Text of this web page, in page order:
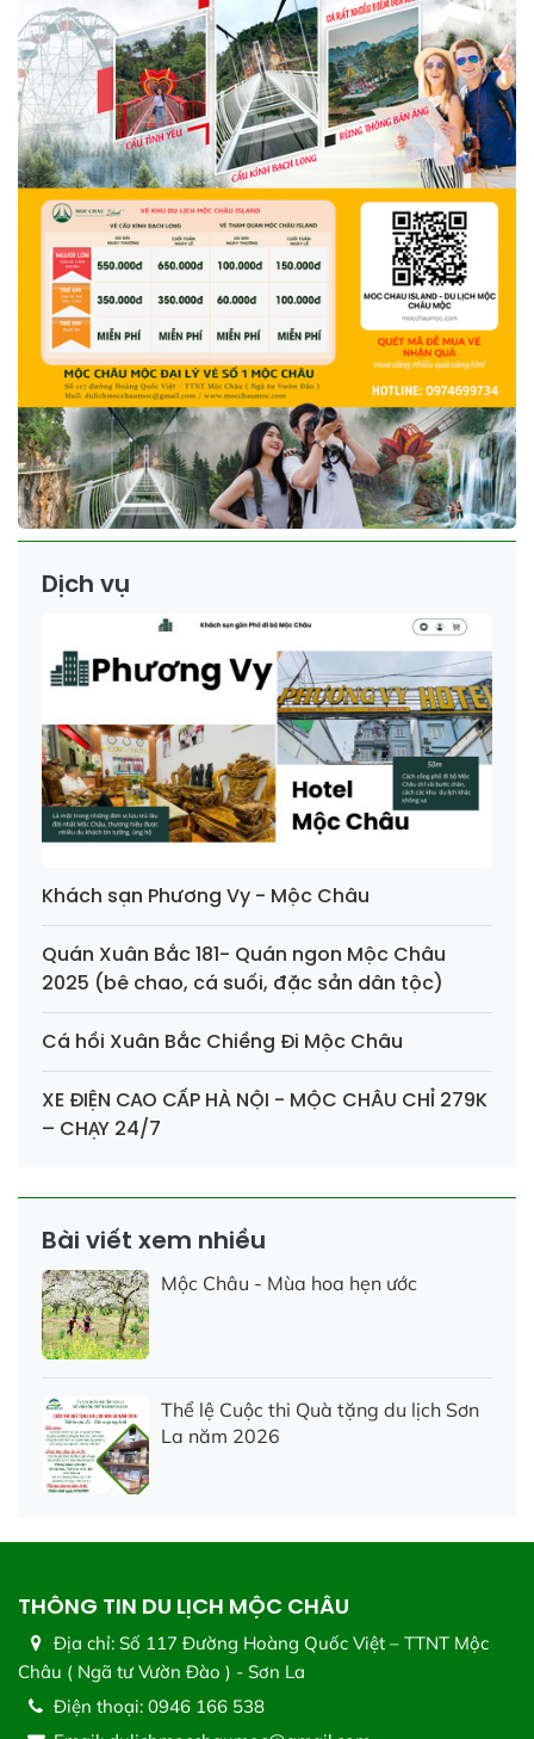
Dịch vụ
Khách sạn Phương Vy - Mộc Châu
Quán Xuân Bắc 181- Quán ngon Mộc Châu
2025 (bê chao, cá suối, đặc sản dân tộc)
Cá hồi Xuân Bắc Chiềng Đi Mộc Châu
XE ĐIỆN CAO CẤP HÀ NỘI - MỘC CHÂU CHỈ 279K
– CHẠY 24/7
Bài viết xem nhiều
Mộc Châu - Mùa hoa hẹn ước
Thể lệ Cuộc thi Quà tặng du lịch Sơn
La năm 2026
THÔNG TIN DU LỊCH MỘC CHÂU
Địa chỉ: Số 117 Đường Hoàng Quốc Việt – TTNT Mộc
Châu ( Ngã tư Vườn Đào ) - Sơn La
Điện thoại: 0946 166 538